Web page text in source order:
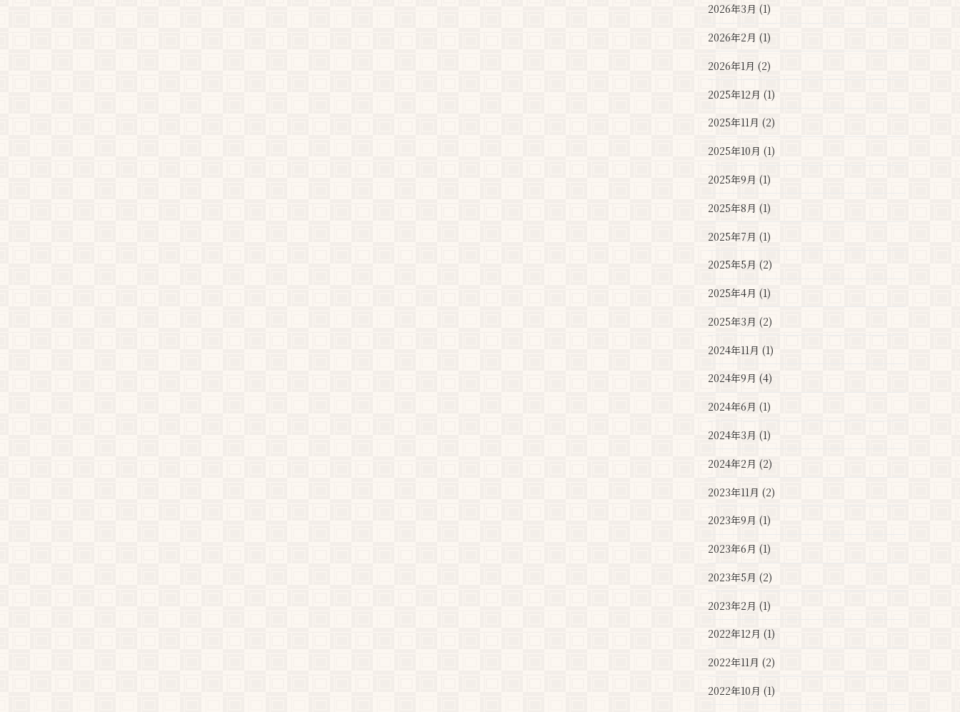
2026年3月 (1)
2026年2月 (1)
2026年1月 (2)
2025年12月 (1)
2025年11月 (2)
2025年10月 (1)
2025年9月 (1)
2025年8月 (1)
2025年7月 (1)
2025年5月 (2)
2025年4月 (1)
2025年3月 (2)
2024年11月 (1)
2024年9月 (4)
2024年6月 (1)
2024年3月 (1)
2024年2月 (2)
2023年11月 (2)
2023年9月 (1)
2023年6月 (1)
2023年5月 (2)
2023年2月 (1)
2022年12月 (1)
2022年11月 (2)
2022年10月 (1)